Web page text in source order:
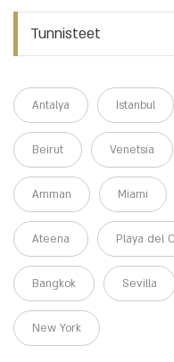
Tunnisteet
Antalya Istanbul
Beirut Venetsia
Amman Miami
Ateena Playa del
Bangkok Sevilla
New York